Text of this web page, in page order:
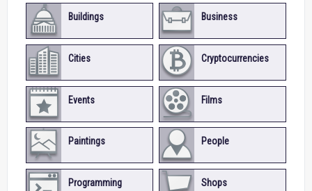
Buildings Business
Cities Cryptocurrencies
Events Films
Paintings People
Programming
Shops